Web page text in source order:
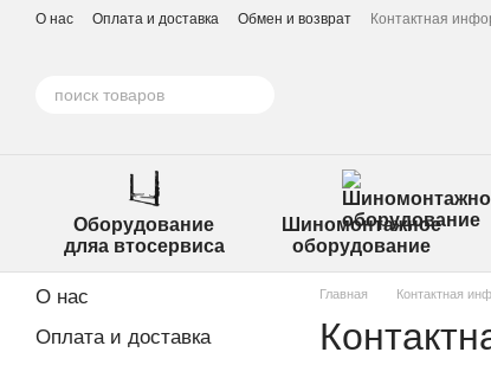
Перейти к основному контенту
О нас Оплата и доставка Обмен и возврат Контактная
Оборудование
дляа втосервиса
Шиномонтажное
оборудование
Главная Контактная
О нас
Оплата и доставка